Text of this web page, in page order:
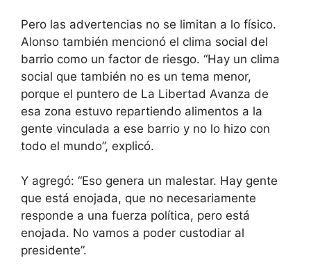
Pero las advertencias no se limitan a lo físico.
Alonso también mencionó el clima social del
barrio como un factor de riesgo. “Hay un clima
social que también no es un tema menor,
porque el puntero de La Libertad Avanza de
esa zona estuvo repartiendo alimentos a la
gente vinculada a ese barrio y no lo hizo con
todo el mundo”, explicó.
Y agregó: “Eso genera un malestar. Hay gente
que está enojada, que no necesariamente
responde a una fuerza política, pero está
enojada. No vamos a poder custodiar al
presidente”.